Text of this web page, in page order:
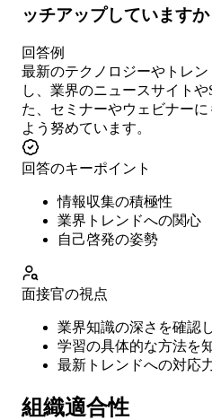
ッチアップしていますか
回答例
最新のテクノロジーやトレ
し、業界のニュースサイト
た、セミナーやウェビナー
よう努めています。
回答のキーポイント
情報収集の積極性
業界トレンドへの関心
自己啓発の姿勢
面接官の視点
業界知識の深さを確認
学習の具体的な方法を
最新トレンドへの対応
組織適合性